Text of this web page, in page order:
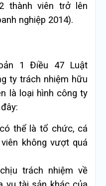
thành viên trở lên
nghiệp 2014).
1 Điều 47 Luật
ty trách nhiệm hữu
là loại hình công ty
thể là tổ chức, cá
không vượt quá
trách nhiệm về